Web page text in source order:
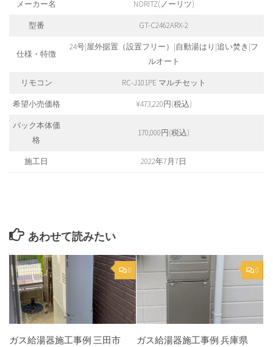
メーカー名 NORITZ(ノーリツ)
型番 GT-C2462ARX-2
仕様・特徴
24号|屋外据置（設置フリー）|自動湯はり|追い焚き|フ
ルオート
リモコン RC-J101PE マルチセット
希望小売価格 ¥473,220円(税込)
パック本体価
格
170,000円(税込)
施工日 2022年7月7日
あわせて読みたい
0
ガス給湯器施工事例 三田市
0
ガス給湯器施工事例 兵庫県